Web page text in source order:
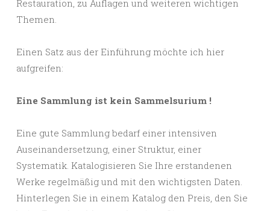
Restauration, zu Auflagen und weiteren wichtigen
Themen.
Einen Satz aus der Einführung möchte ich hier
aufgreifen:
Eine Sammlung ist kein Sammelsurium !
Eine gute Sammlung bedarf einer intensiven
Auseinandersetzung, einer Struktur, einer
Systematik. Katalogisieren Sie Ihre erstandenen
Werke regelmäßig und mit den wichtigsten Daten.
Hinterlegen Sie in einem Katalog den Preis, den Sie